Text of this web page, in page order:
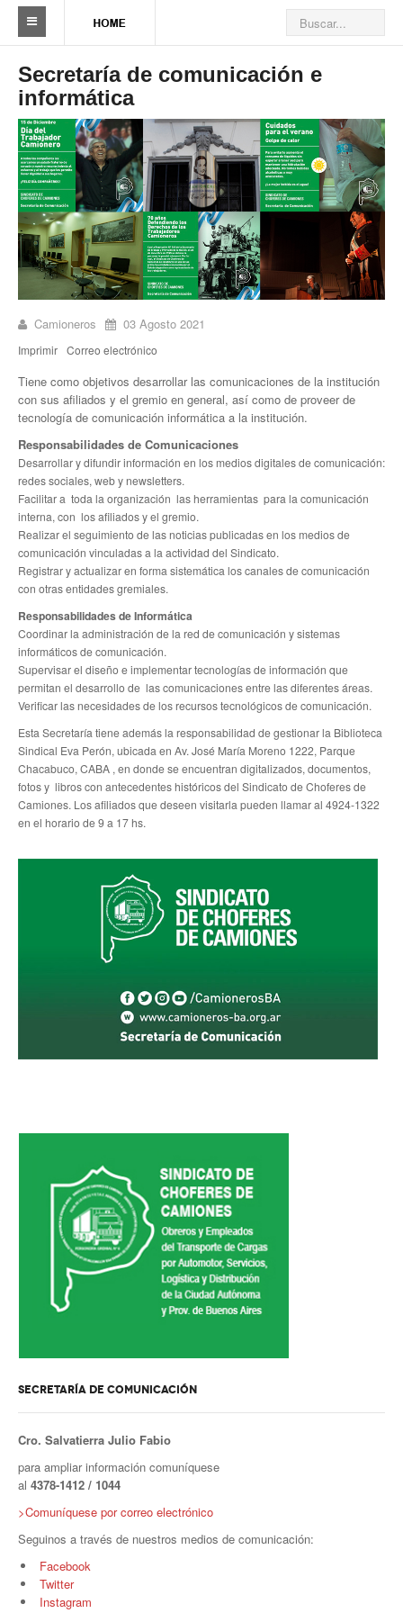
Sindicato
Reseña histórica
Autoridades
Delegaciones
Seccionales
Ramas por actividad
Camioneros solidarios
Galería de Delegaciones y Seccionales
Galería de videos
Videos de prevención
Memoria histórica
Notas
Novedades
Noticias Fiscalización
Buscar
Secretarías
Secretaría general
Secretaría general adjunta
Secretaría de actas
Secretaría administrativa
Secretaría de organización
Secretaría de turismo
Secretaría de deporte
Secretaría de acción social
Secretaria de la vivienda
Secretaría de fiscalización
Secretaría de política de transporte
Secretaría de asuntos seccionales
Secretaría de la Mujer
Secretaría de la juventud
Secretaría de formación política-sindical
Secretaría de derechos humanos
Secretaría igualdad de oportunidades y género
Secretaría de comunicación
Departamento de Ambiente
Empresas
Impresión de boletas
Secretaría de comunicación e
informática
Camioneros 03 Agosto 2021
Imprimir Correo electrónico
Tiene como objetivos desarrollar las comunicaciones de la institución
con sus afiliados y el gremio en general, así como de proveer de
tecnología de comunicación informática a la institución.
Responsabilidades de Comunicaciones
Desarrollar y difundir información en los medios digitales de comunicación:
redes sociales, web y newsletters.
Facilitar a toda la organización las herramientas para la comunicación
interna, con los afiliados y el gremio.
Realizar el seguimiento de las noticias publicadas en los medios de
comunicación vinculadas a la actividad del Sindicato.
Registrar y actualizar en forma sistemática los canales de comunicación
con otras entidades gremiales.
Responsabilidades de Informática
Coordinar la administración de la red de comunicación y sistemas
informáticos de comunicación.
Supervisar el diseño e implementar tecnologías de información que
permitan el desarrollo de las comunicaciones entre las diferentes áreas.
Verificar las necesidades de los recursos tecnológicos de comunicación.
Esta Secretaría tiene además la responsabilidad de gestionar la Biblioteca
Sindical Eva Perón, ubicada en Av. José María Moreno 1222, Parque
Chacabuco, CABA , en donde se encuentran digitalizados, documentos,
fotos y libros con antecedentes históricos del Sindicato de Choferes de
Camiones. Los afiliados que deseen visitarla pueden llamar al 4924-1322
en el horario de 9 a 17 hs.
SECRETARÍA DE COMUNICACIÓN
Cro. Salvatierra Julio Fabio
para ampliar información comuníquese
al 4378-1412 / 1044
>Comuníquese por correo electrónico
Seguinos a través de nuestros medios de comunicación:
Facebook
Twitter
Instagram